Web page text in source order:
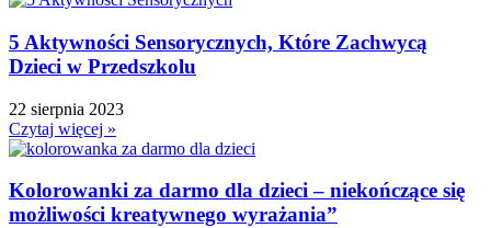
Dzień Pszczoły
Dzień Świadomości Autyzmu
Dzień Walki z Depresją
Dzień Zdrowego Śniadania
E
Ekologia
5 Aktywności Sensorycznych, Które Zachwycą
Dzieci w Przedszkolu
22 sierpnia 2023
Czytaj więcej »
Kolorowanki za darmo dla dzieci – niekończące się
możliwości kreatywnego wyrażania”